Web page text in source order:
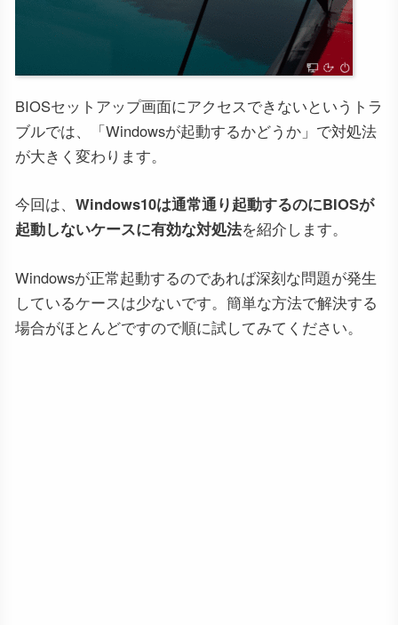
BIOSセットアップ画面にアクセスできないというトラ
ブルでは、「Windowsが起動するかどうか」で対処法
が大きく変わります。
今回は、 Windows10は通常通り起動するのにBIOSが
起動しないケースに有効な対処法を紹介します。
Windowsが正常起動するのであれば深刻な問題が発生
しているケースは少ないです。簡単な方法で解決する
場合がほとんどですので順に試してみてください。